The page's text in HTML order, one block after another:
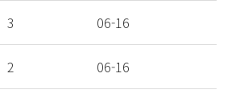
3 06-16
2 06-16